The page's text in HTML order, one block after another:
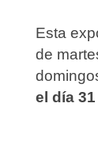
Esta
de
el día